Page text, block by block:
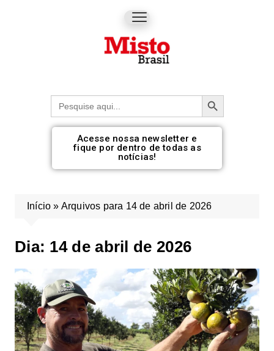
Procurar: Botão de pesquisa
Acesse nossa newsletter e
fique por dentro de todas as
notícias!
Início » Arquivos para 14 de abril de 2026
Dia: 14 de abril de 2026